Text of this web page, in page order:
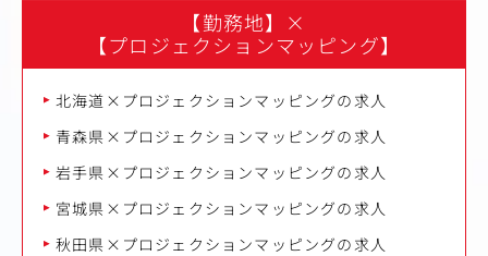
【勤務地】
×
【プロジェクションマッピング】
北海道×プロジェクションマッピングの求人
青森県×プロジェクションマッピングの求人
岩手県×プロジェクションマッピングの求人
宮城県×プロジェクションマッピングの求人
秋田県×プロジェクションマッピングの求人